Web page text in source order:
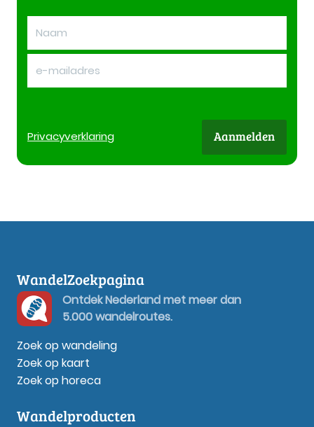
Privacyverklaring Aanmelden
WandelZoekpagina
Ontdek Nederland met meer dan
5.000 wandelroutes.
Zoek op wandeling
Zoek op kaart
Zoek op horeca
Wandelproducten